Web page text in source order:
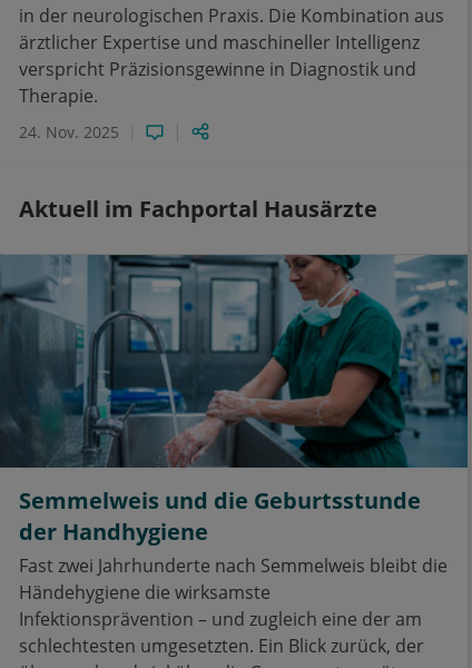
in der neurologischen Praxis. Die Kombination aus
ärztlicher Expertise und maschineller Intelligenz
verspricht Präzisionsgewinne in Diagnostik und
Therapie.
24. Nov. 2025
Aktuell im Fachportal Hausärzte
Semmelweis und die Geburtsstunde
der Handhygiene
Fast zwei Jahrhunderte nach Semmelweis bleibt die
Händehygiene die wirksamste
Infektionsprävention – und zugleich eine der am
schlechtesten umgesetzten. Ein Blick zurück, der